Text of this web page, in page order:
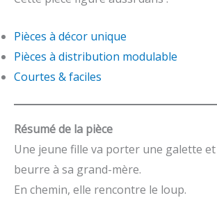
Pièces à décor unique
Pièces à distribution modulable
Courtes & faciles
Résumé de la pièce
Une jeune fille va porter une galette
beurre à sa grand-mère.
En chemin, elle rencontre le loup.